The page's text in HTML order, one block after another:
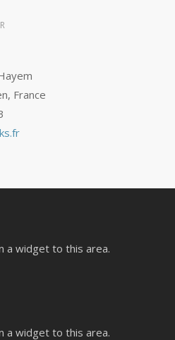
France
a widget to this area.
a widget to this area.